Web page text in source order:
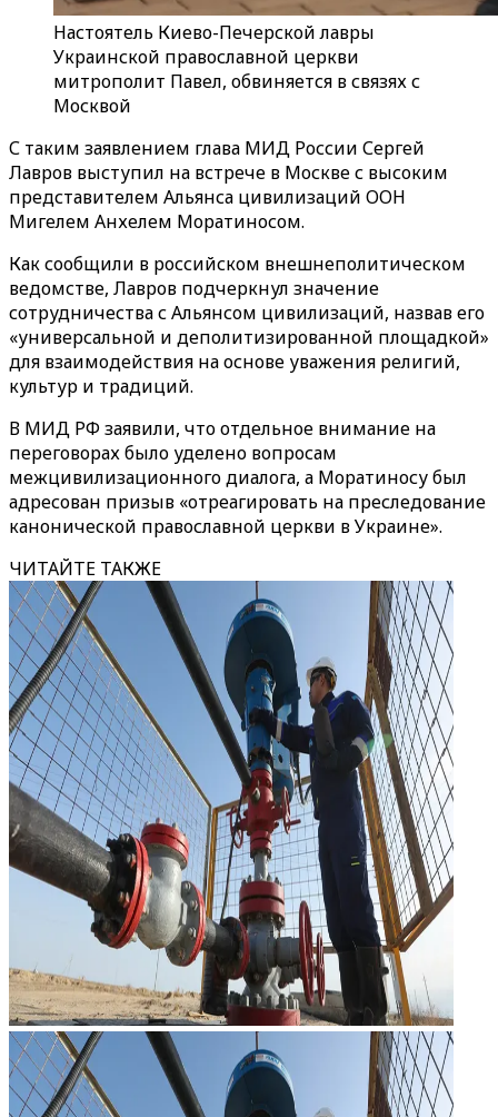
Настоятель Киево-Печерской лавры
Украинской православной церкви
митрополит Павел, обвиняется в связях с
Москвой
С таким заявлением глава МИД России Сергей
Лавров выступил на встрече в Москве с высоким
представителем Альянса цивилизаций ООН
Мигелем Анхелем Моратиносом.
Как сообщили в российском внешнеполитическом
ведомстве, Лавров подчеркнул значение
сотрудничества с Альянсом цивилизаций, назвав его
«универсальной и деполитизированной площадкой»
для взаимодействия на основе уважения религий,
культур и традиций.
В МИД РФ заявили, что отдельное внимание на
переговорах было уделено вопросам
межцивилизационного диалога, а Моратиносу был
адресован призыв «отреагировать на преследование
канонической православной церкви в Украине».
ЧИТАЙТЕ ТАКЖЕ